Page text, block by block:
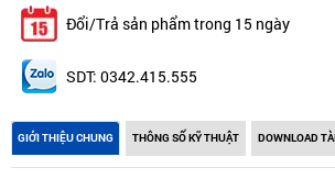
Đổi/Trả sản phẩm trong 15 ngày
SDT: 0342.415.555
GIỚI THIỆU CHUNG THÔNG SỐ KỸ THUẬT DOWNLOAD